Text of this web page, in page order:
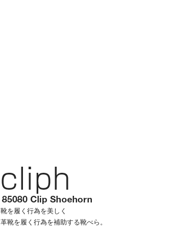
靴を履く行為を美しく
革靴を履く行為を補助する靴べら。